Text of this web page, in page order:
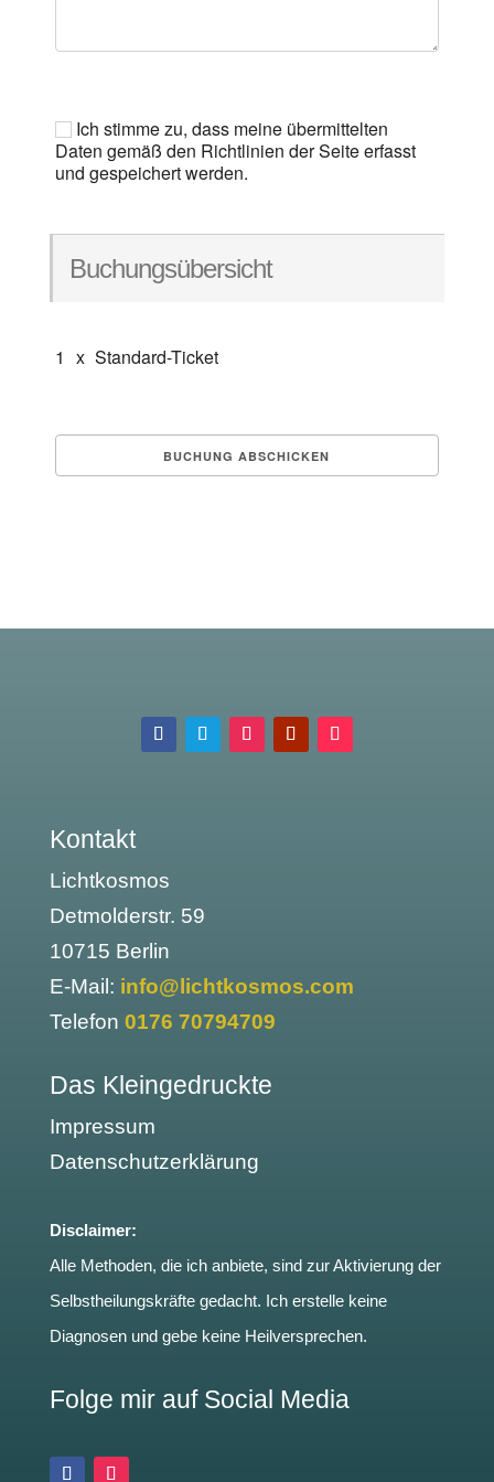
Ich stimme zu, dass meine übermittelten
Daten gemäß den Richtlinien der Seite erfasst
und gespeichert werden.
Buchungsübersicht
1 x Standard-Ticket
Kontakt
Lichtkosmos
Detmolderstr. 59
10715 Berlin
E-Mail: info@lichtkosmos.com
Telefon 0176 70794709
Das Kleingedruckte
Impressum
Datenschutzerklärung
Disclaimer:
Alle Methoden, die ich anbiete, sind zur Aktivierung der
Selbstheilungskräfte gedacht. Ich erstelle keine
Diagnosen und gebe keine Heilversprechen.
Folge mir auf Social Media